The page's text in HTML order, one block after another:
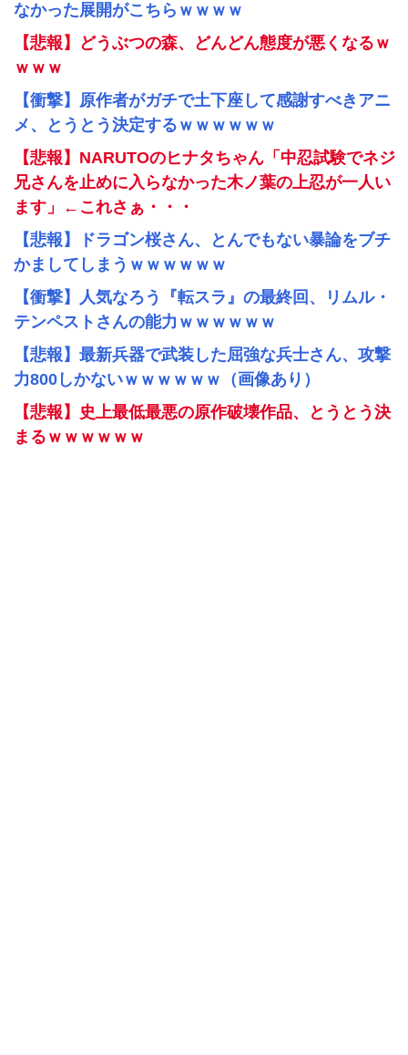
なかった展開がこちらｗｗｗｗ
【悲報】どうぶつの森、どんどん態度が悪くなるｗ
ｗｗｗ
【衝撃】原作者がガチで土下座して感謝すべきアニ
メ、とうとう決定するｗｗｗｗｗｗ
【悲報】NARUTOのヒナタちゃん「中忍試験でネジ
兄さんを止めに入らなかった木ノ葉の上忍が一人い
ます」←これさぁ・・・
【悲報】ドラゴン桜さん、とんでもない暴論をブチ
かましてしまうｗｗｗｗｗｗ
【衝撃】人気なろう『転スラ』の最終回、リムル・
テンペストさんの能力ｗｗｗｗｗｗ
【悲報】最新兵器で武装した屈強な兵士さん、攻撃
力800しかないｗｗｗｗｗｗ（画像あり）
【悲報】史上最低最悪の原作破壊作品、とうとう決
まるｗｗｗｗｗｗ